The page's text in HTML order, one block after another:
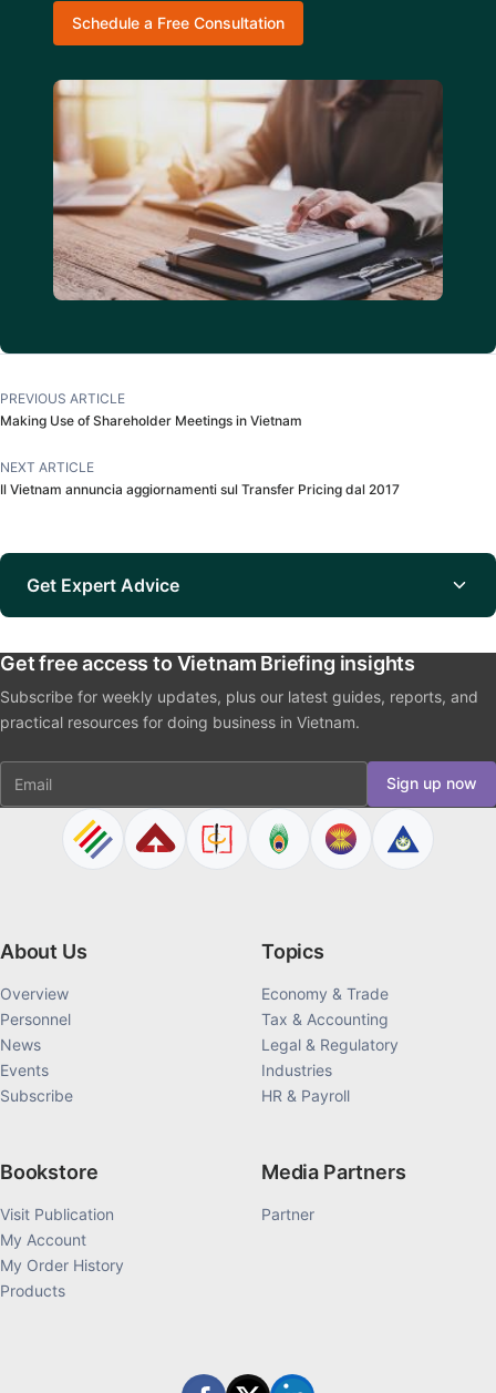
Schedule a Free Consultation
PREVIOUS ARTICLE
Making Use of Shareholder Meetings in Vietnam
NEXT ARTICLE
Il Vietnam annuncia aggiornamenti sul Transfer Pricing dal 2017
Get Expert Advice
Get free access to Vietnam Briefing insights
Subscribe for weekly updates, plus our latest guides, reports, and
practical resources for doing business in Vietnam.
Email Sign up now
About Us
Overview
Personnel
News
Events
Subscribe
Topics
Economy & Trade
Tax & Accounting
Legal & Regulatory
Industries
HR & Payroll
Bookstore
Visit Publication
My Account
My Order History
Products
Media Partners
Partner